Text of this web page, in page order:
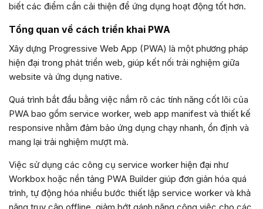
biết các điểm cần cải thiện để ứng dụng hoạt động tốt hơn.
Tổng quan về cách triển khai PWA
Xây dựng Progressive Web App (PWA) là một phương pháp
hiện đại trong phát triển web, giúp kết nối trải nghiệm giữa
website và ứng dụng native.
Quá trình bắt đầu bằng việc nắm rõ các tính năng cốt lõi của
PWA bao gồm service worker, web app manifest và thiết kế
responsive nhằm đảm bảo ứng dụng chạy nhanh, ổn định và
mang lại trải nghiệm mượt mà.
Việc sử dụng các công cụ service worker hiện đại như
Workbox hoặc nền tảng PWA Builder giúp đơn giản hóa quá
trình, tự động hóa nhiều bước thiết lập service worker và khả